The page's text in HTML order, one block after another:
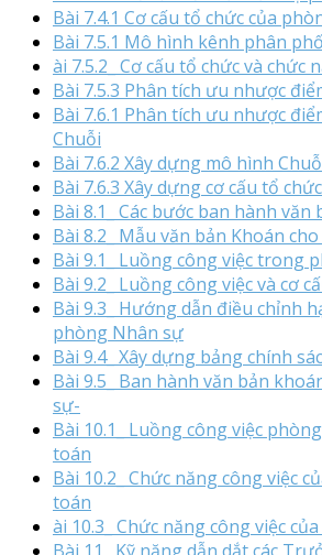
Bài 7.4.1 Cơ cấu tổ chức của
Bài 7.5.1 Mô hình kênh phân
ài 7.5.2_ Cơ cấu tổ chức và chức
Bài 7.5.3 Phân tích ưu nhược
Bài 7.6.1 Phân tích ưu nhược
Chuỗi
Bài 7.6.2 Xây dựng mô hình
Bài 7.6.3 Xây dựng cơ cấu tổ
Bài 8.1_ Các bước ban hành văn
Bài 8.2_ Mẫu văn bản Khoán
Bài 9.1_ Luồng công việc trong
Bài 9.2_ Luồng công việc và cơ
Bài 9.3_ Hướng dẫn điều chỉnh
phòng Nhân sự
Bài 9.4_ Xây dựng bảng chính
Bài 9.5_ Ban hành văn bản
sự-
Bài 10.1_ Luồng công việc
toán
Bài 10.2_ Chức năng công việc
toán
ài 10.3_ Chức năng công việc